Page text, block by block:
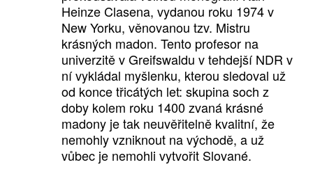
Heinze Clasena, vydanou roku 1974 v
New Yorku, věnovanou tzv. Mistru
krásných madon. Tento profesor na
univerzitě v Greifswaldu v tehdejší NDR v
ní vykládal myšlenku, kterou sledoval už
od konce třicátých let: skupina soch z
doby kolem roku 1400 zvaná krásné
madony je tak neuvěřitelně kvalitní, že
nemohly vzniknout na východě, a už
vůbec je nemohli vytvořit Slované.